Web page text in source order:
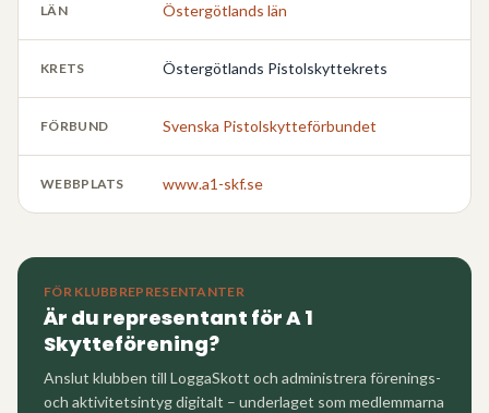
LÄN Östergötlands län
KRETS Östergötlands Pistolskyttekrets
FÖRBUND Svenska Pistolskytteförbundet
WEBBPLATS www.a1-skf.se
FÖR KLUBBREPRESENTANTER
Är du representant förA 1
Skytteförening?
Anslut klubben till LoggaSkott och administrera förenings-
och aktivitetsintyg digitalt – underlaget som medlemmarna